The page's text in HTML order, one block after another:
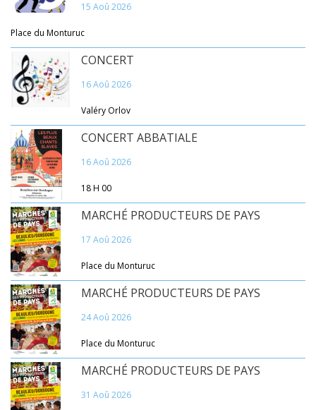
15 Aoû 2026
Place du Monturuc
CONCERT
16 Aoû 2026
Valéry Orlov
CONCERT ABBATIALE
16 Aoû 2026
18 H 00
MARCHÉ PRODUCTEURS DE PAYS
17 Aoû 2026
Place du Monturuc
MARCHÉ PRODUCTEURS DE PAYS
24 Aoû 2026
Place du Monturuc
MARCHÉ PRODUCTEURS DE PAYS
31 Aoû 2026